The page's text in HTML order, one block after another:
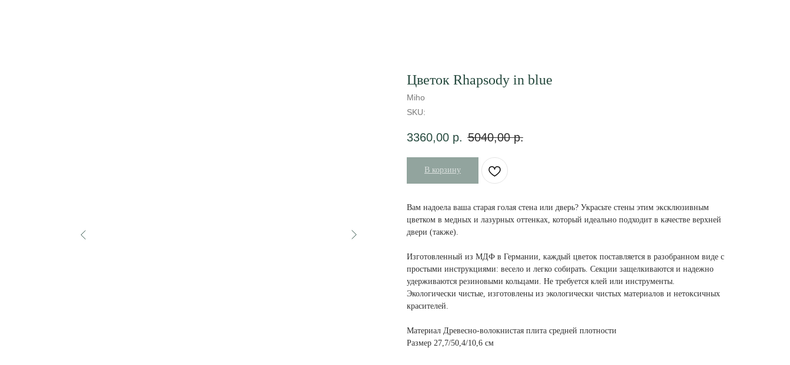
Цветок Rhapsody in blue
Miho
SKU:
3360,00 р. 5040,00 р.
В корзину
Вам надоела ваша старая голая стена или дверь? Украсьте стены этим эксклюзивным
цветком в медных и лазурных оттенках, который идеально подходит в качестве верхней
двери (также).
Изготовленный из МДФ в Германии, каждый цветок поставляется в разобранном виде с
простыми инструкциями: весело и легко собирать. Секции защелкиваются и надежно
удерживаются резиновыми кольцами. Не требуется клей или инструменты.
Экологически чистые, изготовлены из экологически чистых материалов и нетоксичных
красителей.
Материал Древесно-волокнистая плита средней плотности
Размер 27,7/50,4/10,6 см